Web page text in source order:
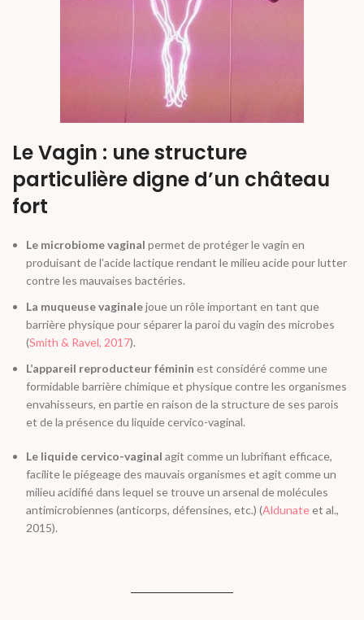
Le Vagin : une structure
particulière digne d’un château
fort
Le microbiome vaginal permet de protéger le vagin en
produisant de l’acide lactique rendant le milieu acide pour lutter
contre les mauvaises bactéries.
La muqueuse vaginalejoue un rôle important en tant que
barrière physique pour séparer la paroi du vagin des microbes
(Smith & Ravel, 2017).
L’appareil reproducteur féminin est considéré comme une
formidable barrière chimique et physique contre les organismes
envahisseurs, en partie en raison de la structure de ses parois
et de la présence du liquide cervico-vaginal.
Le liquide cervico-vaginal agit comme un lubrifiant efficace,
facilite le piégeage des mauvais organismes et agit comme un
milieu acidifié dans lequel se trouve un arsenal de molécules
antimicrobiennes (anticorps, défensines, etc.) (Aldunateet al.,
2015).